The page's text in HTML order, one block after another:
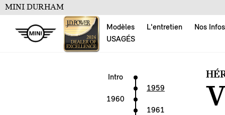
MINI DURHAM
Modèles L'entretien
Nos Infos
USAGÉS
Intro
1959
1960
1961